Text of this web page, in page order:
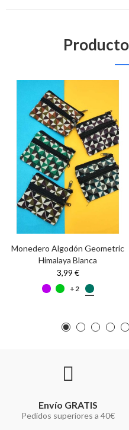
Monedero Algodón Geometric
Himalaya Blanca
3,99 €
+2
Envío GRATIS
Pedidos superiores a 40€